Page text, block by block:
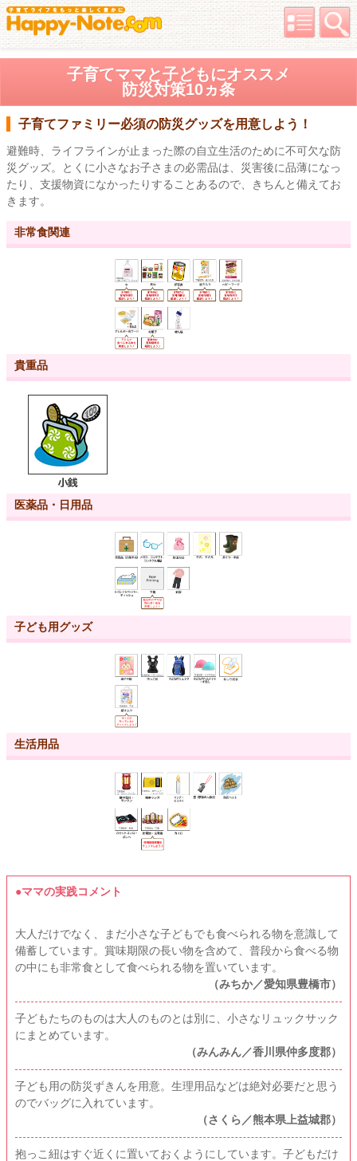
子育てママと子どもにオススメ
防災対策10ヵ条
子育てファミリー必須の防災グッズを用意しよう！
避難時、ライフラインが止まった際の自立生活のために不可欠な防
災グッズ。とくに小さなお子さまの必需品は、災害後に品薄になっ
たり、支援物資になかったりすることあるので、きちんと備えてお
きます。
非常食関連
貴重品
医薬品・日用品
子ども用グッズ
生活用品
●ママの実践コメント
大人だけでなく、まだ小さな子どもでも食べられる物を意識して
備蓄しています。賞味期限の長い物を含めて、普段から食べる物
の中にも非常食として食べられる物を置いています。
（みちか／愛知県豊橋市）
子どもたちのものは大人のものとは別に、小さなリュックサック
にまとめています。
（みんみん／香川県仲多度郡）
子ども用の防災ずきんを用意。生理用品などは絶対必要だと思う
のでバッグに入れています。
（さくら／熊本県上益城郡）
抱っこ紐はすぐ近くに置いておくようにしています。子どもだけ